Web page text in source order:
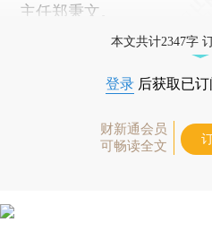
主任郑秉文
本文共计2347字
登录 后获取已
财新通会员
可畅读全文